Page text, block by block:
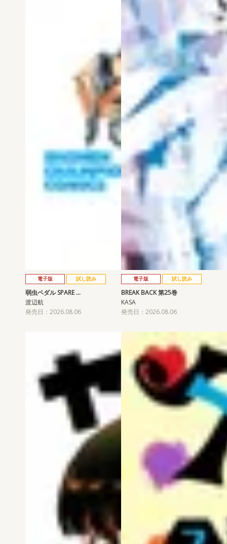
電子版 試し読み
弱虫ペダル SPARE …
渡辺航
発売日：2026.08.06
電子版 試し読み
BREAK BACK 第25巻
KASA
発売日：2026.08.06